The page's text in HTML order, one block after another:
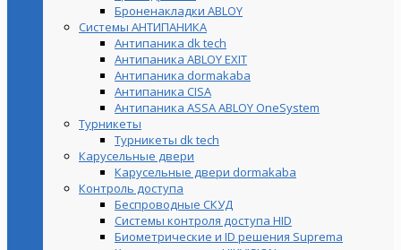
Броненакладки ABLOY
Системы АНТИПАНИКА
Антипаника dk tech
Антипаника ABLOY EXIT
Антипаника dormakaba
Антипаника СISA
Антипаника ASSA ABLOY OneSystem
Турникеты
Турникеты dk tech
Карусельные двери
Карусельные двери dormakaba
Контроль доступа
Беспроводные СКУД
Системы контроля доступа HID
Биометрические и ID решения Suprema